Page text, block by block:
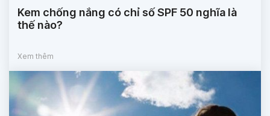
Kem chống nắng có chỉ số SPF 50 nghĩa là
thế nào?
Xem thêm